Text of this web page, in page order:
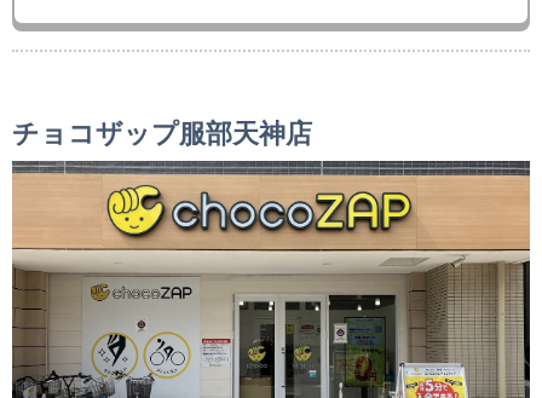
チョコザップ服部天神店